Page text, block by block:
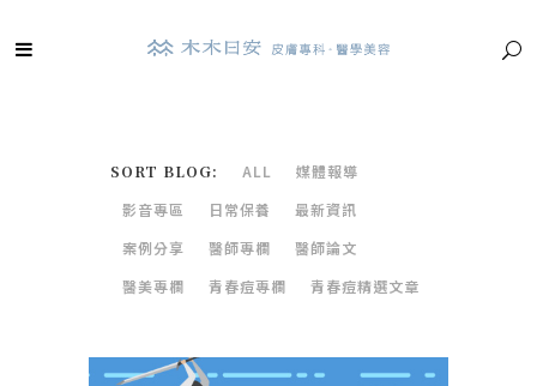
SORT BLOG: ALL
媒體報導
影音專區
日常保養
最新資訊
案例分享
醫師專欄
醫師論文
醫美專欄
青春痘專欄 青春痘精選文章